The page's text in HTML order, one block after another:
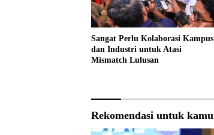
Sangat Perlu Kolaborasi Kampus
dan Industri untuk Atasi
Mismatch Lulusan
Rekomendasi untuk kamu